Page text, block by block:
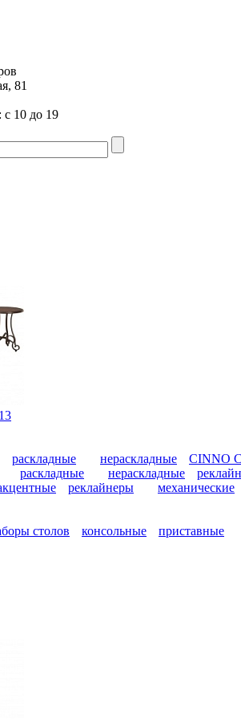
81
10 до 19
раскладные нераскладные CINNO
раскладные нераскладные
реклайнеры механические
столов консольные
приставные